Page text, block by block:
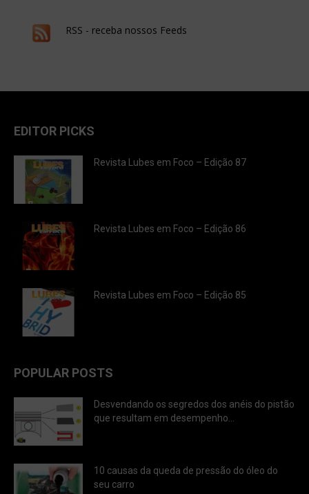
RSS - receba nossos Feeds
EDITOR PICKS
Revista Lubes em Foco – Edição 87
Revista Lubes em Foco – Edição 86
Revista Lubes em Foco – Edição 85
POPULAR POSTS
Desvendando os segredos dos anéis do pistão
que resultam em desempenho...
10 causas da queda de pressão do óleo do
seu carro